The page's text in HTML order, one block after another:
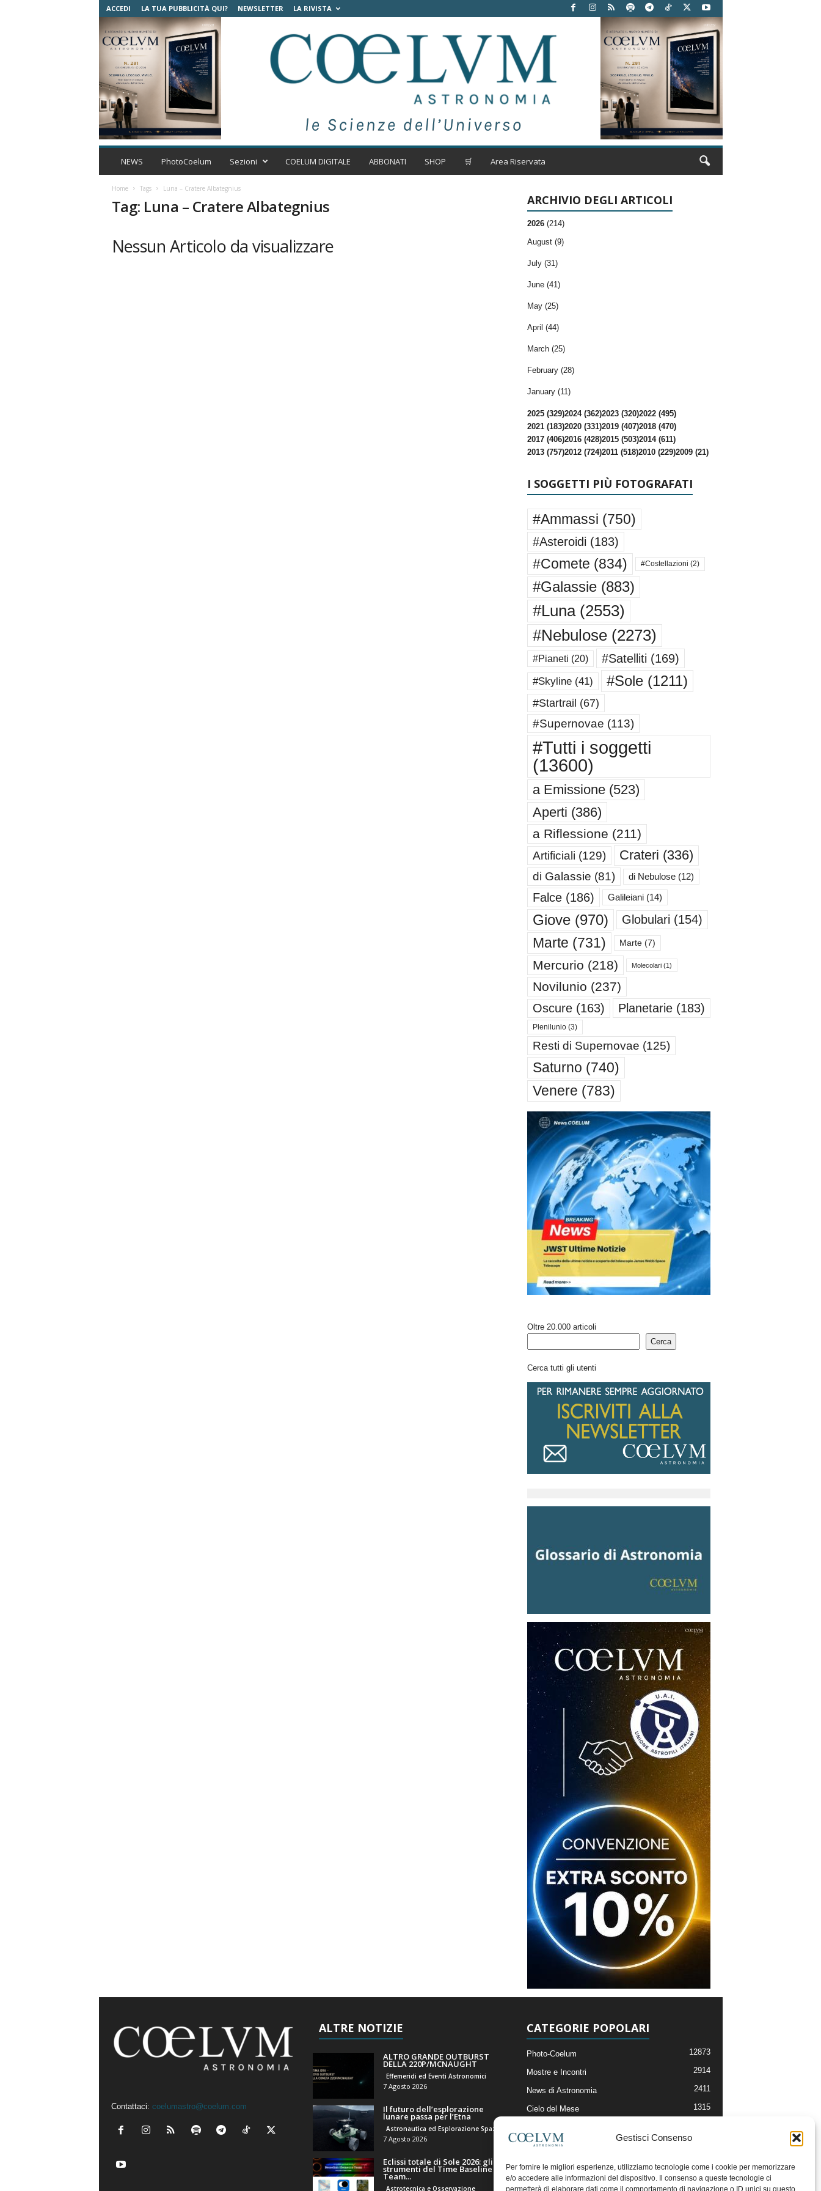
Gestisci Consenso
Per fornire le migliori esperienze, utilizziamo tecnologie come i cookie per memorizzare
e/o accedere alle informazioni del dispositivo. Il consenso a queste tecnologie ci
permetterà di elaborare dati come il comportamento di navigazione o ID unici su questo
ACCEDI LA TUA PUBBLICITÀ QUI? NEWSLETTER LA RIVISTA
C
m
t
NEWS PhotoCoelum Sezioni COELUM DIGITALE ABBONATI SHOP 🛒 Area Riservata
Home Tags Luna – Cratere Albategnius
Tag: Luna – Cratere Albategnius
Nessun Articolo da visualizzare
ARCHIVIO DEGLI ARTICOLI
2026 (214)
August (9)
July (31)
June (41)
May (25)
April (44)
March (25)
February (28)
January (11)
2025 (329)2024 (362)2023 (320)2022 (495)
2021 (183)2020 (331)2019 (407)2018 (470)
2017 (406)2016 (428)2015 (503)2014 (611)
2013 (757)2012 (724)2011 (518)2010 (229)2009 (21)
I SOGGETTI PIÙ FOTOGRAFATI
#Ammassi (750)
#Asteroidi (183)
#Comete (834) #Costellazioni (2)
#Galassie(883)
#Luna(2553)
#Nebulose(2273)
#Pianeti (20) #Satelliti (169)
#Skyline(41) #Sole(1211)
#Startrail (67)
#Supernovae (113)
#Tutti i soggetti
(13600)
a Emissione(523)
Aperti (386)
a Riflessione (211)
Artificiali (129) Crateri (336)
di Galassie (81) di Nebulose(12)
Falce(186) Galileiani(14)
Giove(970) Globulari (154)
Marte (731) Marte(7)
Mercurio (218) Molecolari(1)
Novilunio (237)
Oscure(163) Planetarie(183)
Plenilunio(3)
Resti di Supernovae (125)
Saturno (740)
Venere (783)
Oltre 20.000 articoli
Cerca
Cerca tutti gli utenti
Contattaci: coelumastro@coelum.com
ALTRE NOTIZIE
ALTRO GRANDE OUTBURST
DELLA 220P/MCNAUGHT
Effemeridi ed Eventi Astronomici
7 Agosto 2026
Il futuro dell’esplorazione
lunare passa per l’Etna
7 Agosto 2026
Eclissi totale di Sole 2026: gli
strumenti del Time Baseline
Team...
Astrotecnica e Osservazione
CATEGORIE POPOLARI
Photo-Coelum 12873
Mostre e Incontri 2914
News di Astronomia 2411
Cielo del Mese 1315
Articoli e Risorse On-Line
Il Blog della Redazione